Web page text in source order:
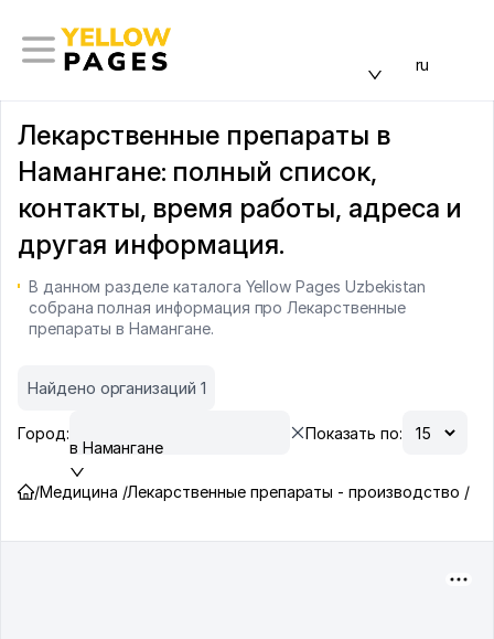
ru
Лекарственные препараты в
Намангане: полный список,
контакты, время работы, адреса и
другая информация.
В данном разделе каталога Yellow Pages Uzbekistan
собрана полная информация про Лекарственные
препараты в Намангане.
Найдено организаций 1
Город:
в Намангане
Показать по:
/Медицина /Лекарственные препараты - производство /